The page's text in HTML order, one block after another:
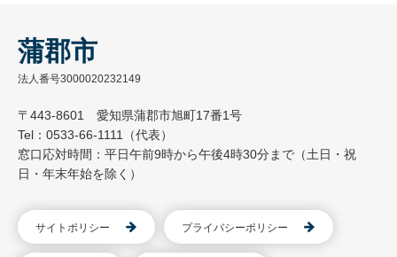
蒲郡市
法人番号3000020232149
〒443-8601 愛知県蒲郡市旭町17番1号
Tel：0533-66-1111（代表）
窓口応対時間：平日午前9時から午後4時30分まで（土日・祝
日・年末年始を除く）
サイトポリシー プライバシーポリシー